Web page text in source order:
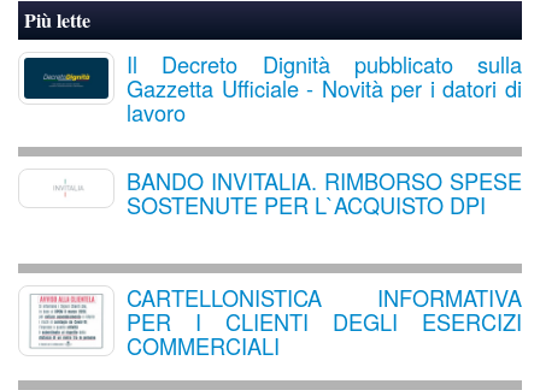
Più lette
Il Decreto Dignità pubblicato sulla
Gazzetta Ufficiale - Novità per i datori di
lavoro
BANDO INVITALIA. RIMBORSO SPESE
SOSTENUTE PER L`ACQUISTO DPI
CARTELLONISTICA INFORMATIVA
PER I CLIENTI DEGLI ESERCIZI
COMMERCIALI